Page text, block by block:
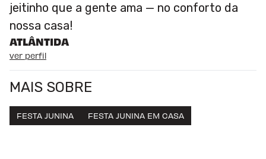
jeitinho que a gente ama — no conforto da
nossa casa!
ATLÂNTIDA
ver perfil
MAIS SOBRE
FESTA JUNINA FESTA JUNINA EM CASA